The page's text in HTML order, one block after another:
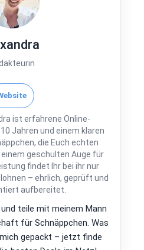
ist erfahrene Online-
Jahren und einem klaren
die Euch echten
geschulten Auge für
findet Ihr bei ihr nur
– ehrlich, geprüft und
aufbereitet.
und teile mit meinem Mann
für Schnäppchen. Was
gepackt – jetzt finde